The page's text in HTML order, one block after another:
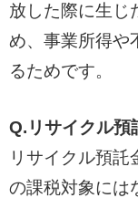
放した際に生じ
め、事業所得や
るためです。
Q.リサイクル預
リサイクル預
の課税対象には